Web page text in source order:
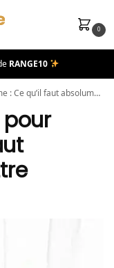
0
RANGE10
faut absolument y mettre